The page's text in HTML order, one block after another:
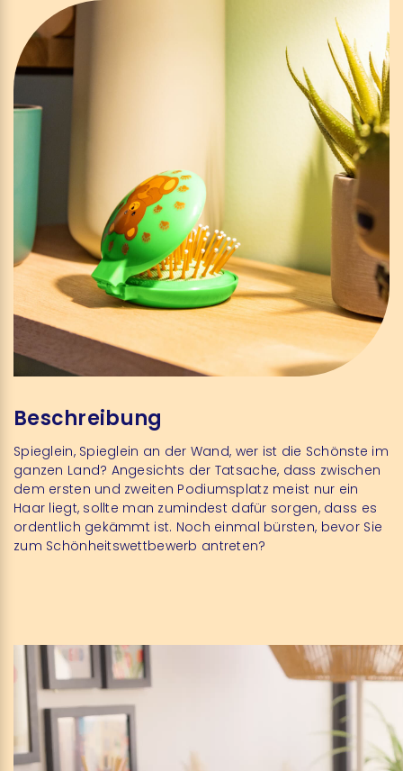
Beschreibung
Spieglein, Spieglein an der Wand, wer ist die Schönste im
ganzen Land? Angesichts der Tatsache, dass zwischen
dem ersten und zweiten Podiumsplatz meist nur ein
Haar liegt, sollte man zumindest dafür sorgen, dass es
ordentlich gekämmt ist. Noch einmal bürsten, bevor Sie
zum Schönheitswettbewerb antreten?